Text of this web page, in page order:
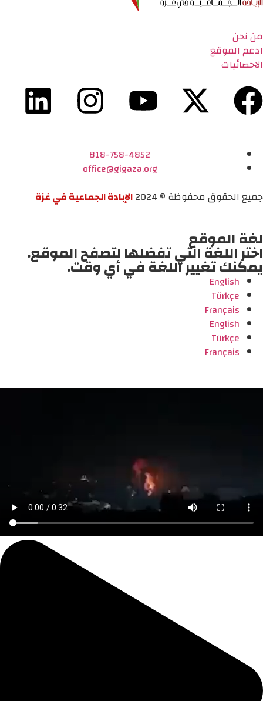
من نحن
ادعم الموقع
الاحصائيات
818-758-4852
office@gigaza.org
جميع الحقوق محفوظة © 2024
الإبادة الجماعية في غزة
لغة الموقع
اختر اللغة التي تفضلها لتصفح الموقع.
يمكنك تغيير اللغة في أي وقت.
English
Türkçe
Français
English
Türkçe
Français